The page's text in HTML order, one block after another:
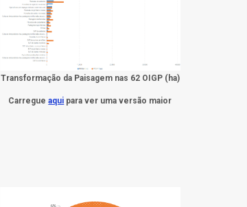
Transformação da Paisagem nas 62 OIGP (ha)
Carregueaqui para ver uma versão maior